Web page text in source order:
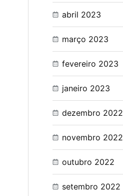
abril 2023
março 2023
fevereiro 2023
janeiro 2023
dezembro 2022
novembro 2022
outubro 2022
setembro 2022